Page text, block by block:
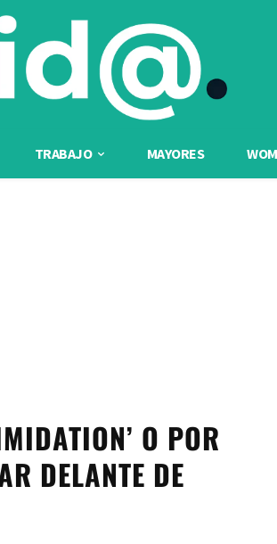
TRABAJO MAYORES
O POR
DELANTE DE